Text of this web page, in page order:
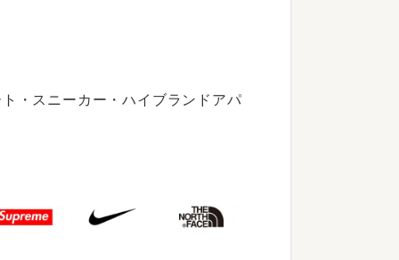
・スニーカー・ハイブランドアパ